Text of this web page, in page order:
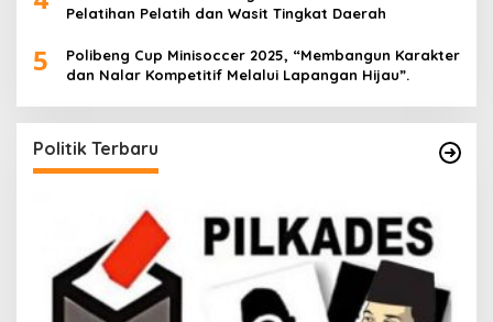
Pelatihan Pelatih dan Wasit Tingkat Daerah
5
Polibeng Cup Minisoccer 2025, “Membangun Karakter
dan Nalar Kompetitif Melalui Lapangan Hijau”.
Politik Terbaru